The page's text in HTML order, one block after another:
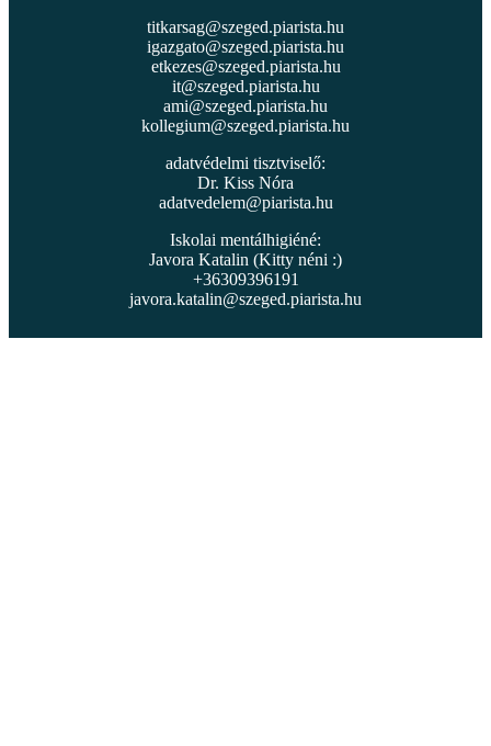
titkarsag@szeged.piarista.hu
igazgato@szeged.piarista.hu
etkezes@szeged.piarista.hu
it@szeged.piarista.hu
ami@szeged.piarista.hu
kollegium@szeged.piarista.hu
adatvédelmi tisztviselő:
Dr. Kiss Nóra
adatvedelem@piarista.hu
Iskolai mentálhigiéné:
Javora Katalin (Kitty néni :)
+36309396191
javora.katalin@szeged.piarista.hu